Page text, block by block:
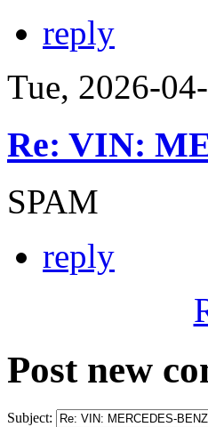
reply
Tue, 2026-
Re: VIN:
SPAM
reply
Post new
Subject: